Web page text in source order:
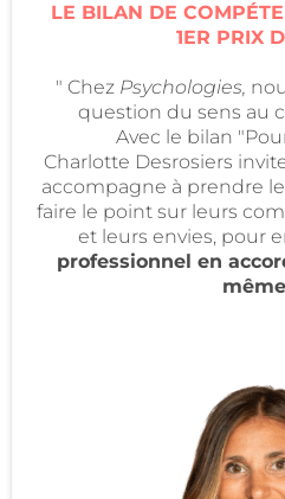
LE BILAN DE
1ER PRIX
" Chez Psychologies,
question du sens au
Avec le bilan
Charlotte Desrosiers
accompagne à prendre
faire le point sur leurs
et leurs envies, pour
professionnel en